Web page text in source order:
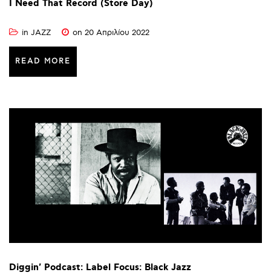
I Need That Record (Store Day)
in JAZZ on 20 Απριλίου 2022
READ MORE
Diggin' Podcast: Label Focus: Black Jazz